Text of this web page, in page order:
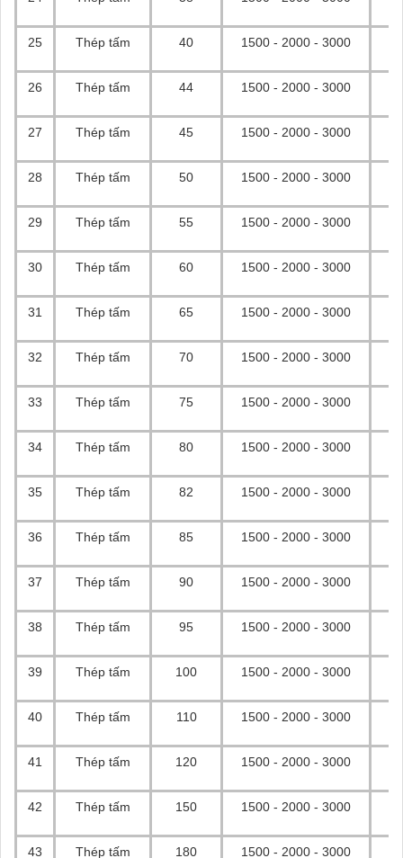
25 Thép tấm 40 1500 - 2000 - 3000
26 Thép tấm 44 1500 - 2000 - 3000
27 Thép tấm 45 1500 - 2000 - 3000
28 Thép tấm 50 1500 - 2000 - 3000
29 Thép tấm 55 1500 - 2000 - 3000
30 Thép tấm 60 1500 - 2000 - 3000
31 Thép tấm 65 1500 - 2000 - 3000
32 Thép tấm 70 1500 - 2000 - 3000
33 Thép tấm 75 1500 - 2000 - 3000
34 Thép tấm 80 1500 - 2000 - 3000
35 Thép tấm 82 1500 - 2000 - 3000
36 Thép tấm 85 1500 - 2000 - 3000
37 Thép tấm 90 1500 - 2000 - 3000
38 Thép tấm 95 1500 - 2000 - 3000
39 Thép tấm 100 1500 - 2000 - 3000
40 Thép tấm 110 1500 - 2000 - 3000
41 Thép tấm 120 1500 - 2000 - 3000
42 Thép tấm 150 1500 - 2000 - 3000
43 Thép tấm 180 1500 - 2000 - 3000